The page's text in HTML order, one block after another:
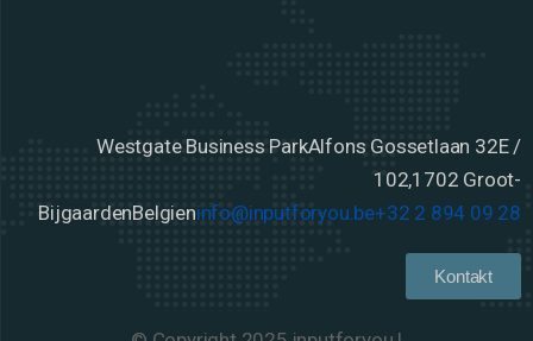
Westgate Business ParkAlfons Gossetlaan 32E /
102,1702 Groot-
BijgaardenBelgieninfo@inputforyou.be+32 2 894 09 28
Kontakt